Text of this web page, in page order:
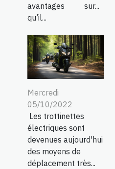
avantages
qu’il...
sur...
Mercredi
05/10/2022
Les trottinettes
électriques sont
devenues aujourd'hui
des moyens de
déplacement très...